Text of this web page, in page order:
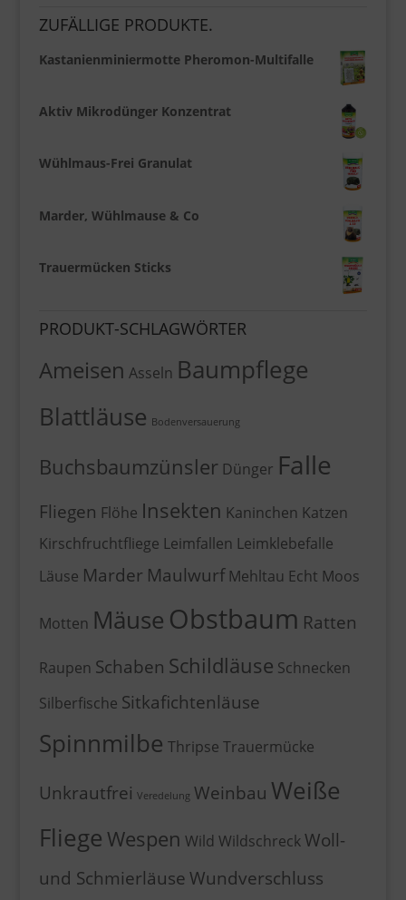
ZUFÄLLIGE PRODUKTE.
Kastanienminiermotte Pheromon-Multifalle
Aktiv Mikrodünger Konzentrat
Wühlmaus-Frei Granulat
Marder, Wühlmause & Co
Trauermücken Sticks
PRODUKT-SCHLAGWÖRTER
Ameisen Asseln Baumpflege
Blattläuse Bodenversauerung
Buchsbaumzünsler Dünger Falle
Fliegen Flöhe Insekten Kaninchen Katzen
Kirschfruchtfliege Leimfallen Leimklebefalle
Läuse Marder Maulwurf Mehltau Echt Moos
Motten Mäuse Obstbaum Ratten
Raupen Schaben Schildläuse Schnecken
Silberfische Sitkafichtenläuse
Spinnmilbe Thripse Trauermücke
Unkrautfrei Veredelung Weinbau Weiße
Fliege Wespen Wild Wildschreck Woll-
und SchmierläuseWundverschluss